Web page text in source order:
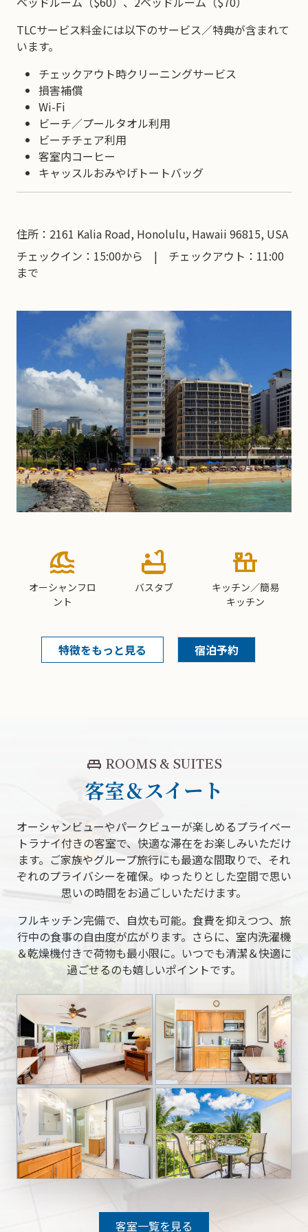
TLCサービス料金には以下のサービス／特典が含まれて
います。
チェックアウト時クリーニングサービス
損害補償
Wi-Fi
ビーチ／プールタオル利用
ビーチチェア利用
客室内コーヒー
キャッスルおみやげトートバッグ
住所：2161 Kalia Road, Honolulu, Hawaii 96815, USA
チェックイン：15:00から | チェックアウト：11:00
まで
tsunami
オーシャンフロ
ント
bathtub
バスタブ
countertops
キッチン／簡易
キッチン
特徴をもっと見る 宿泊予約
king_bed ROOMS & SUITES
客室＆スイート
オーシャンビューやパークビューが楽しめるプライベー
トラナイ付きの客室で、快適な滞在をお楽しみいただけ
ます。ご家族やグループ旅行にも最適な間取りで、それ
ぞれのプライバシーを確保。ゆったりとした空間で思い
思いの時間をお過ごしいただけます。
フルキッチン完備で、自炊も可能。食費を抑えつつ、旅
行中の食事の自由度が広がります。さらに、室内洗濯機
＆乾燥機付きで荷物も最小限に。いつでも清潔＆快適に
過ごせるのも嬉しいポイントです。
客室一覧を見る